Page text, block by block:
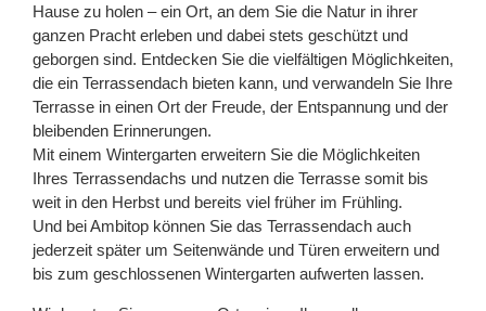
Hause zu holen – ein Ort, an dem Sie die Natur in ihrer
ganzen Pracht erleben und dabei stets geschützt und
geborgen sind. Entdecken Sie die vielfältigen Möglichkeiten,
die ein Terrassendach bieten kann, und verwandeln Sie Ihre
Terrasse in einen Ort der Freude, der Entspannung und der
bleibenden Erinnerungen.
Mit einem Wintergarten erweitern Sie die Möglichkeiten
Ihres Terrassendachs und nutzen die Terrasse somit bis
weit in den Herbst und bereits viel früher im Frühling.
Und bei Ambitop können Sie das Terrassendach auch
jederzeit später um Seitenwände und Türen erweitern und
bis zum geschlossenen Wintergarten aufwerten lassen.